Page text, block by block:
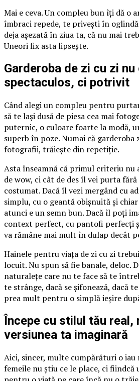
Mai e ceva. Un compleu bun îți dă o
îmbraci repede, te privești în oglindă
deja așezată în ziua ta, că nu mai
Uneori fix asta lipsește.
Garderoba de zi cu zi nu
spectaculos, ci potrivit
Când alegi un compleu pentru
să te lași dusă de piesa cea mai
puternic, o culoare foarte la modă,
superb în poze. Numai că
fotografii, trăiește din repetiție.
Asta înseamnă că primul criteriu nu
de wow, ci cât de des îl vei purta
costumat. Dacă îl vezi mergând cu
simplu, cu o geantă obișnuită și
atunci e un semn bun. Dacă îl poți
context perfect, cu pantofi perfecți
va rămâne mai mult în dulap decât
Hainele pentru viața de zi cu zi
locuit. Nu spun să fie banale, deloc.
naturalețe care nu te face să te
te strânge, dacă se șifonează, dacă
prea mult pentru o simplă ieșire
Începe cu stilul tău real,
versiunea ta imaginară
Aici, sincer, multe cumpărături o iau
femeile nu știu ce le place, ci fiindcă